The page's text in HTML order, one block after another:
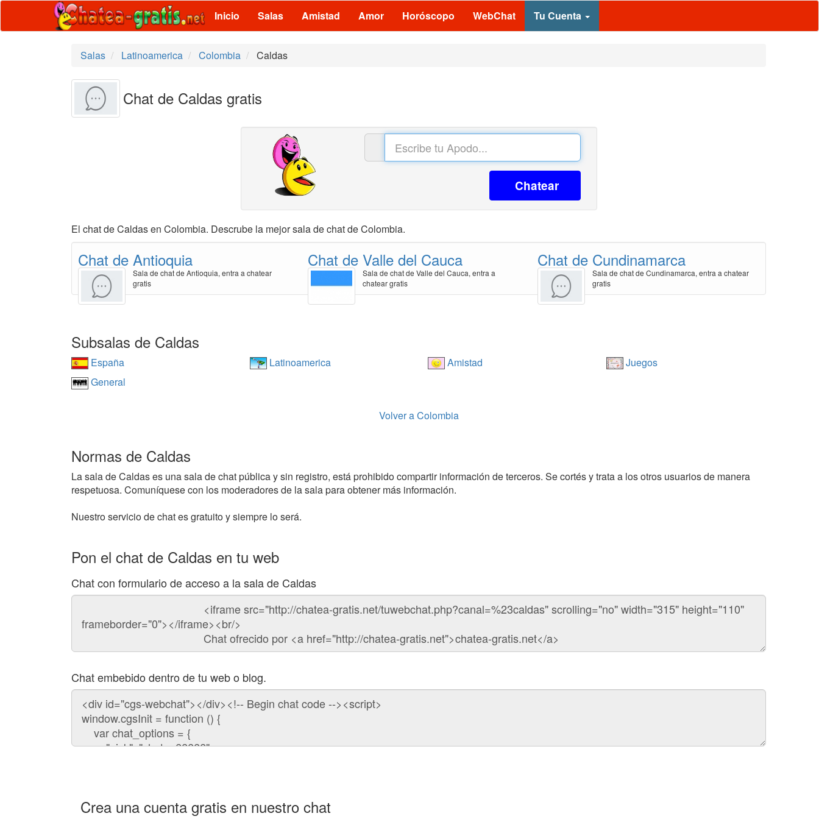
Inicio Salas Amistad Amor Horóscopo WebChat Tu Cuenta
Salas Latinoamerica Colombia Caldas
Chat de Caldas gratis
Chatear
El chat de Caldas en Colombia. Descrube la mejor sala de chat de Colombia.
Chat de Antioquia
Sala de chat de Antioquia, entra a chatear
gratis
Chat de Valle del Cauca
Sala de chat de Valle del Cauca, entra a
chatear gratis
Chat de Cundinamarca
Sala de chat de Cundinamarca, entra a chatear
gratis
Subsalas de Caldas
España Latinoamerica Amistad
Juegos
General
Volver a Colombia
Normas de Caldas
La sala de Caldas es una sala de chat pública y sin registro, está prohibido compartir información de terceros. Se cortés y trata a los otros usuarios de manera
respetuosa. Comuníquese con los moderadores de la sala para obtener más información.
Nuestro servicio de chat es gratuito y siempre lo será.
Pon el chat de Caldas en tu web
Chat con formulario de acceso a la sala de Caldas
Código
chat
Chat embebido dentro de tu web o blog.
Código
para
embeber
chat
Crea una cuenta gratis en nuestro chat